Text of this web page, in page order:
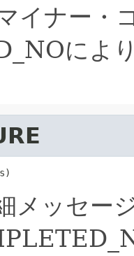
イナー・
によ
s)
メッセー